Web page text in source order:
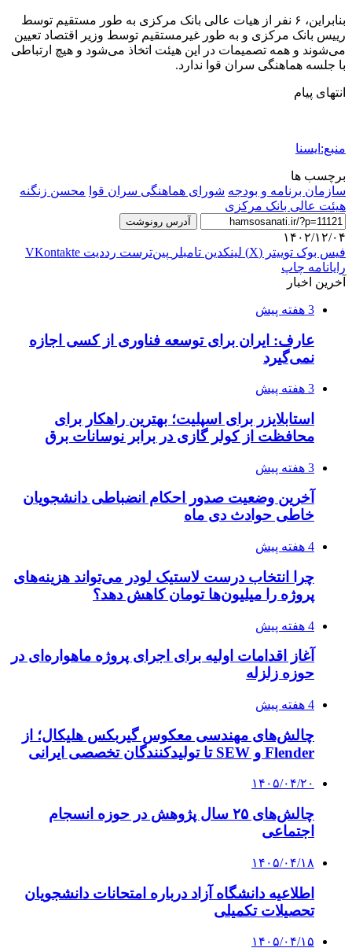
بنابراین، ۶ نفر از هیات عالی بانک مرکزی به طور مستقیم توسط
رییس بانک مرکزی و به طور غیرمستقیم توسط وزیر اقتصاد تعیین
می‌شوند و همه تصمیمات در این هیئت اتخاذ می‌شود و هیچ ارتباطی
با جلسه هماهنگی سران قوا ندارد.
انتهای پیام
منبع:ایسنا
برچسب ها
سازمان برنامه و بودجه شورای هماهنگی سران قوا محسن زنگنه
هیئت عالی بانک مرکزی
آدرس رونوشت
۱۴۰۲/۱۲/۰۴
فیس بوک توییتر (X) لینکدین ‫تامبلر ‫پین‌ترست ‫رددیت ‫VKontakte
رایانامه چاپ
آخرین اخبار
3 هفته پیش
عارف: ایران برای توسعه فناوری از کسی اجازه
نمی‌گیرد
3 هفته پیش
استابلایزر برای اسپلیت؛ بهترین راهکار برای
محافظت از کولر گازی در برابر نوسانات برق
3 هفته پیش
آخرین وضعیت صدور احکام انضباطی دانشجویان
خاطی حوادث دی ماه
4 هفته پیش
چرا انتخاب درست لاستیک لودر می‌تواند هزینه‌های
پروژه را میلیون‌ها تومان کاهش دهد؟
4 هفته پیش
آغاز اقدامات اولیه برای اجرای پروژه ماهواره‌ای در
حوزه زلزله
4 هفته پیش
چالش‌های مهندسی معکوس گیربکس هلیکال؛ از
Flender و SEW تا تولیدکنندگان تخصصی ایرانی
۱۴۰۵/۰۴/۲۰
چالش‌های ۲۵ سال پژوهش در حوزه انسجام
اجتماعی
۱۴۰۵/۰۴/۱۸
اطلاعیه دانشگاه آزاد درباره امتحانات دانشجویان
تحصیلات تکمیلی
۱۴۰۵/۰۴/۱۵